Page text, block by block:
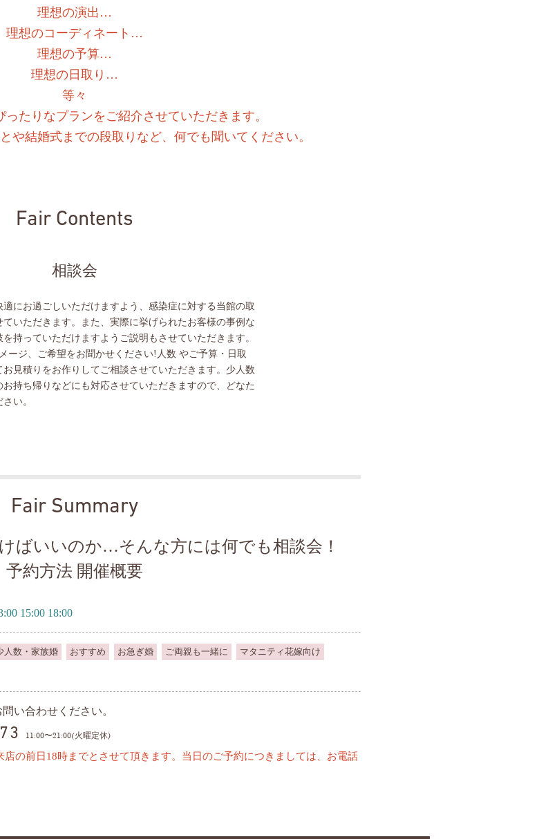
理想の演出…
理想のコーディネート…
理想の予算…
理想の日取り…
等々
たりなプランをご紹介させていただきます。
や結婚式までの段取りなど、何でも聞いてください。
Fair Contents
相談会
にお過ごしいただけますよう、感染症に対する当館の取
ていただきます。また、実際に挙げられたお客様の事例な
持っていただけますようご説明もさせていただきます。
ージ、ご希望をお聞かせください!人数 やご予算・日取
お見積りをお作りしてご相談させていただきます。少人数
持ち帰りなどにも対応させていただきますので、どなた
い。
Fair Summary
ばいいのか…そんな方には何でも相談会！
予約方法 開催概要
15:00 18:00
人数・家族婚 おすすめ お急ぎ婚 ご両親も一緒に マタニティ花嫁向け
い合わせください。
11:00〜21:00(火曜定休)
の前日18時までとさせて頂きます。当日のご予約につきましては、お電話